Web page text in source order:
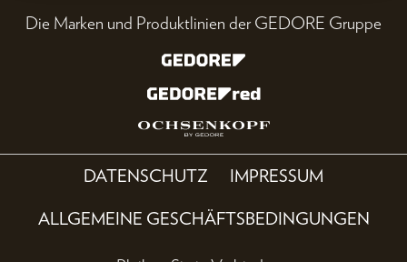
Die Marken und Produktlinien der GEDORE Gruppe
DATENSCHUTZ IMPRESSUM
ALLGEMEINE GESCHÄFTSBEDINGUNGEN